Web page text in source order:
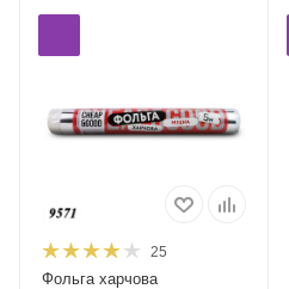
25
Фольга харчова